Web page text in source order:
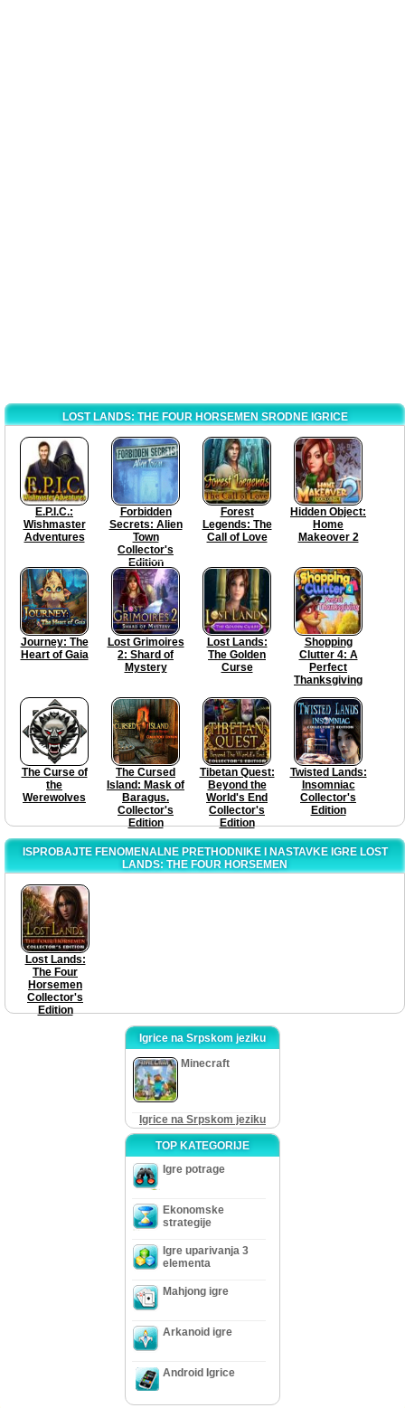
LOST LANDS: THE FOUR HORSEMEN SRODNE IGRICE
E.P.I.C.:
Wishmaster
Adventures
Forbidden
Secrets: Alien
Town
Collector's
Edition
Forest
Legends: The
Call of Love
Hidden Object:
Home
Makeover 2
Journey: The
Heart of Gaia
Lost Grimoires
2: Shard of
Mystery
Lost Lands:
The Golden
Curse
Shopping
Clutter 4: A
Perfect
Thanksgiving
The Curse of
the
Werewolves
The Cursed
Island: Mask of
Baragus.
Collector's
Edition
Tibetan Quest:
Beyond the
World's End
Collector's
Edition
Twisted Lands:
Insomniac
Collector's
Edition
ISPROBAJTE FENOMENALNE PRETHODNIKE I NASTAVKE IGRE LOST
LANDS: THE FOUR HORSEMEN
Lost Lands:
The Four
Horsemen
Collector's
Edition
Igrice na Srpskom jeziku
Minecraft
Igrice na Srpskom jeziku
TOP KATEGORIJE
Igre potrage
Ekonomske
strategije
Igre uparivanja 3
elementa
Mahjong igre
Arkanoid igre
Android Igrice